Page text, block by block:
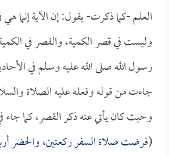
العلم -كما ذكرت- يقول: إن الآية إنما
وليست في قصر الكمية، والقصر في
رسول الله صلى الله عليه وسلم في
جاءت من قوله وفعله عليه الصلاة
وحيث كان يأتي عنه ذكر القصر، كما
(فرضت صلاة السفر ركعتين، والحضر